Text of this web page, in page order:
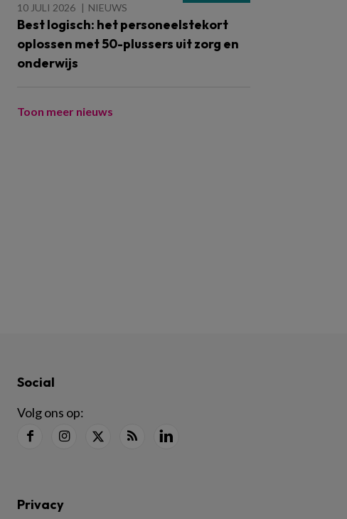
10 JULI 2026 NIEUWS
Best logisch: het personeelstekort
oplossen met 50-plussers uit zorg en
onderwijs
Toon meer nieuws
Social
Volg ons op:
Privacy